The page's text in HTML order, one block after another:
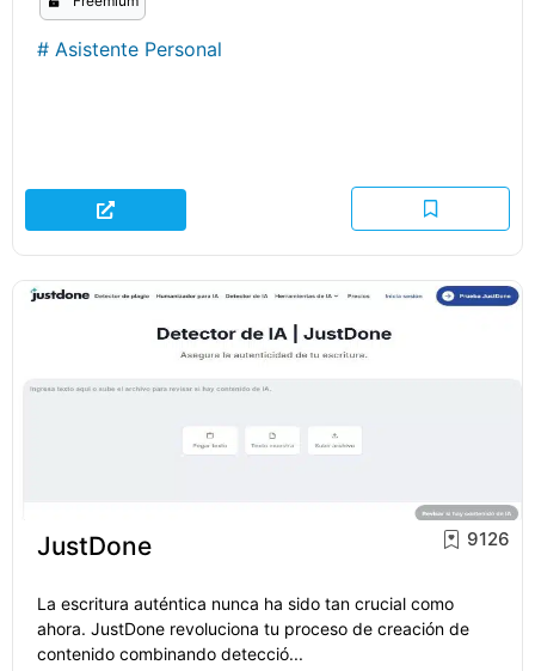
# Asistente Personal
JustDone 9126
La escritura auténtica nunca ha sido tan crucial como
ahora. JustDone revoluciona tu proceso de creación de
contenido combinando detecció...